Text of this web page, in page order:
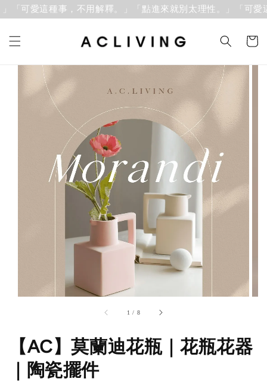
可愛這種事，不用解釋。」 「點進來就別太理性。」「可愛這
1 / 8
【AC】莫蘭迪花瓶｜花瓶花器
｜陶瓷擺件